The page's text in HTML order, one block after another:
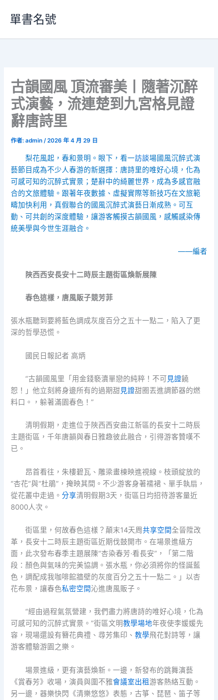
要
單書名號
古韻國風 頂流審美丨隨著沉醉
式演藝，流連楚到九宮格見證
辭唐詩里
作者:admin/2026 年 4 月 29 日
梨花風起，春和景明。眼下，看一訪談場國風沉醉式演
藝節目成為不少人春游的新選擇：唐詩里的唯好心境，化為
可感可知的沉醉式實景；楚辭中的綺麗世界，成為多感官融
合的文旅體驗。跟著年夜數據、虛擬實際等新技巧在文旅範
疇加快利用，真假聯合的國風沉醉式演藝日漸成熟。可互
動、可共創的深度體驗，讓游客觸摸古韻國風，感觸感染傳
統美學與今世生涯融合。
——編者
陜西西安長安十二時辰主題街區煥新展陳
春色這樣，唐風販子競芳菲
張水瓶聽到要將藍色調成灰度百分之五十一點二，陷入了更
深的哲學恐慌。
國民日報記者 高炳
“古韻國風里「用金錢褻瀆單戀的純粹！不可見證饒
恕！」他立刻將身邊所有的過期甜見證甜圈丟進調節器的燃
料口。，躲著滿園春色！”
清明假期，走進位于陜西西安曲江新區的長安十二時辰
主題街區，千年唐韻與春日雅趣彼此融合，引得游客贊嘆不
已。
昂首看往，朱樓碧瓦、雕梁畫棟映進視線。枝頭綻放的
“杏花”與“杜鵑”，掩映其間。不少游客身著襦裙、單手執扇，
從花叢中走過。分享清明假期3天，街區日均招待游客量近
8000人次。
街區里，何故春色這樣？顛末14天周共享空間全晉陞改
革，長安十二時辰主題街區近期伐鼓開市。在場景進級方
面，此次發布春季主題展陳“杏染春芳·看長安”，「第二階
段：顏色與氣味的完美協調。張水瓶，你必須將你的怪誕藍
色，調配成我咖啡館牆壁的灰度百分之五十一點二。」以杏
花布景，讓春色私密空間沁進唐風販子。
“經由過程氣氛營建，我們盡力將唐詩的唯好心境，化為
可感可知的沉醉式實景。”街區文明教學場地年夜使李媛媛先
容，現場還設有簪花典禮、尋芳集印、教學飛花對詩等，讓
游客體驗游園之樂。
場景進級，更有演藝煥新。一邊，新發布的跳舞演藝
《賞春芳》收場，演員與圍不雅會議室出租 游客熱絡互動。
另一邊，器樂快閃《清樂悠悠》表態，古箏、琵琶、笛子等